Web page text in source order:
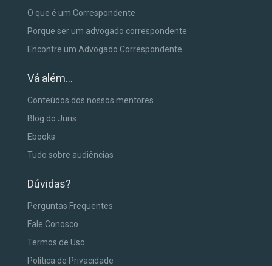
O que é um Correspondente
Porque ser um advogado correspondente
Encontre um Advogado Correspondente
Vá além...
Conteúdos dos nossos mentores
Blog do Juris
Ebooks
Tudo sobre audiências
Dúvidas?
Perguntas Frequentes
Fale Conosco
Termos de Uso
Política de Privacidade